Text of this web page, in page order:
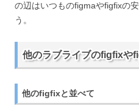
の辺はいつものfigmaやfigfixの
う。
他のラブライブのfigfixや
他のfigfixと並べて